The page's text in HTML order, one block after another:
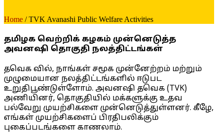
Home / TVK Avanashi Public Welfare Activities
தமிழக வெற்றிக் கழகம் முன்னெடுத்த
அவனஷி தொகுதி நலத்திட்டங்கள்
தவெக வில், நாங்கள் சமூக முன்னேற்றம் மற்றும்
முழுமையான நலத்திட்டங்களில் ஈடுபட
உறுதிபூண்டுள்ளோம். அவனஷி தவெக (TVK)
அணியினர், தொகுதியில் மக்களுக்கு உதவ
பல்வேறு முயற்சிகளை முன்னெடுத்துள்ளனர். கீழே,
எங்கள் முயற்சிகளைப் பிரதிபலிக்கும்
புகைப்படங்களை காணலாம்.